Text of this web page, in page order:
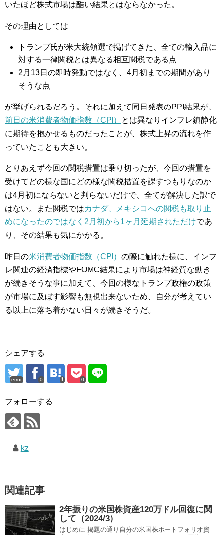
いたほど株式市場は酷い結果とはならなかった。
その理由としては
トランプ氏が米大統領選で掲げてきた、全ての輸入品に
対する一律関税とは異なる相互関税である点
2月13日の即時発動ではなく、4月初までの期間があり
そうな点
が挙げられるだろう。それに加えて同日発表のPPI結果が、
前日の米消費者物価指数（CPI）
とは異なりインフレ鎮静化
に期待を抱かせるものだったことが、株式上昇の流れを作
っていたことも大きい。
とりあえず今回の関税措置は乗り切ったが、今回の措置を
受けてどの様な国にどの様な関税措置を課すつもりなのか
は4月初にならないと判らないだけで、全てが解決した訳で
はない。また関税ではカナダ、メキシコへの関税も取り止
めになったのではなく2月初から1ヶ月延期されただけであ
り、その結果も気にかかる。
昨日の米消費者物価指数（CPI） の際に触れた様に、インフ
レ関連の経済指標やFOMC結果により市場は神経質な動き
が続きそうな事に加えて、今回の様なトランプ政権の政策
が市場に及ぼす影響も無視出来ないため、自分が考えてい
る以上に落ち着かない日々が続きそうだ。
シェアする
error 0 0
フォローする
kz
関連記事
2年振りの米国株資産120万ドル回復に関
して（2024/3）
はじめに 掲題の通り自分の米国株ポートフォリオ資